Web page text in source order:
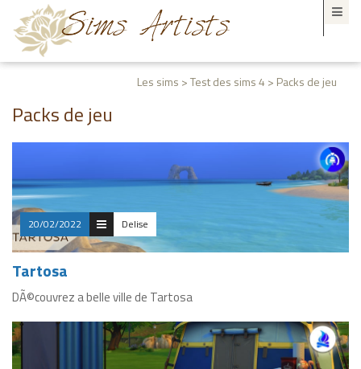
Les sims > Test des sims 4 > Packs de jeu
Packs de jeu
20/02/2022 Delise
Tartosa
DÃ©couvrez a belle ville de Tartosa